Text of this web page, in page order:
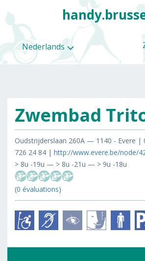
Nederlands
Zwembad
Oudstrijderslaan 260A — 1140 - Evere |
726 24 84 | http://www.evere.be/node/
> 8u -19u — > 8u -21u — > 9u -18u
(0 évaluations)
Alle
categorieën